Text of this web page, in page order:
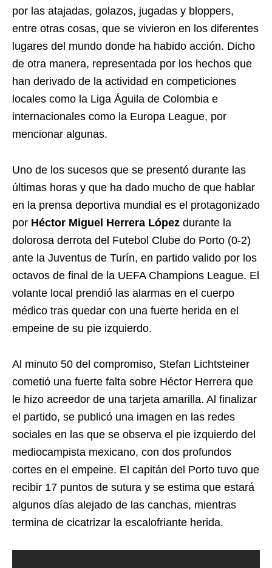
por las atajadas, golazos, jugadas y bloppers,
entre otras cosas, que se vivieron en los diferentes
lugares del mundo donde ha habido acción. Dicho
de otra manera, representada por los hechos que
han derivado de la actividad en competiciones
locales como la Liga Águila de Colombia e
internacionales como la Europa League, por
mencionar algunas.
Uno de los sucesos que se presentó durante las
últimas horas y que ha dado mucho de que hablar
en la prensa deportiva mundial es el protagonizado
por Héctor Miguel Herrera López durante la
dolorosa derrota del Futebol Clube do Porto (0-2)
ante la Juventus de Turín, en partido valido por los
octavos de final de la UEFA Champions League. El
volante local prendió las alarmas en el cuerpo
médico tras quedar con una fuerte herida en el
empeine de su pie izquierdo.
Al minuto 50 del compromiso, Stefan Lichtsteiner
cometió una fuerte falta sobre Héctor Herrera que
le hizo acreedor de una tarjeta amarilla. Al finalizar
el partido, se publicó una imagen en las redes
sociales en las que se observa el pie izquierdo del
mediocampista mexicano, con dos profundos
cortes en el empeine. El capitán del Porto tuvo que
recibir 17 puntos de sutura y se estima que estará
algunos días alejado de las canchas, mientras
termina de cicatrizar la escalofriante herida.